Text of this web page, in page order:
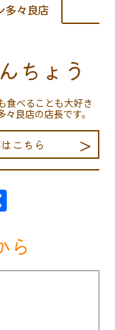
多々良店
ちょう
食べることも大好き
良店の店長です。
こちら
ら